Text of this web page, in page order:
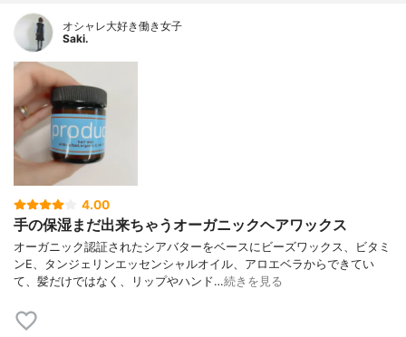
オシャレ大好き働き女子
Saki.
4.00
手の保湿まだ出来ちゃうオーガニックヘアワックス
オーガニック認証されたシアバターをベースにビーズワックス、ビタミ
ンE、タンジェリンエッセンシャルオイル、アロエベラからできてい
て、髪だけではなく、リップやハンド…続きを見る